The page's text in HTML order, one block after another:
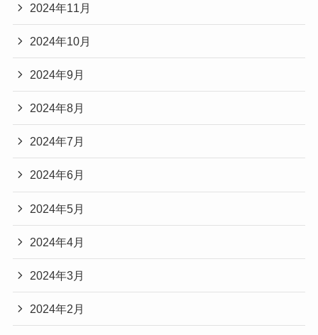
2024年11月
2024年10月
2024年9月
2024年8月
2024年7月
2024年6月
2024年5月
2024年4月
2024年3月
2024年2月